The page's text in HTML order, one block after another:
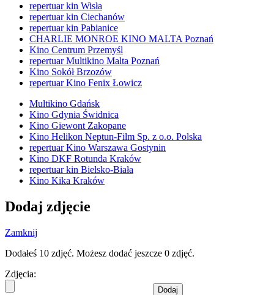
repertuar kin Wisła
repertuar kin Ciechanów
repertuar kin Pabianice
CHARLIE MONROE KINO MALTA Poznań
Kino Centrum Przemyśl
repertuar Multikino Malta Poznań
Kino Sokół Brzozów
repertuar Kino Fenix Łowicz
Multikino Gdańsk
Kino Gdynia Świdnica
Kino Giewont Zakopane
Kino Helikon Neptun-Film Sp. z o.o. Polska
repertuar Kino Warszawa Gostynin
Kino DKF Rotunda Kraków
repertuar kin Bielsko-Biała
Kino Kika Kraków
Dodaj zdjęcie
Zamknij
Dodałeś 10 zdjęć. Możesz dodać jeszcze 0 zdjęć.
Zdjęcia:
Dodaj